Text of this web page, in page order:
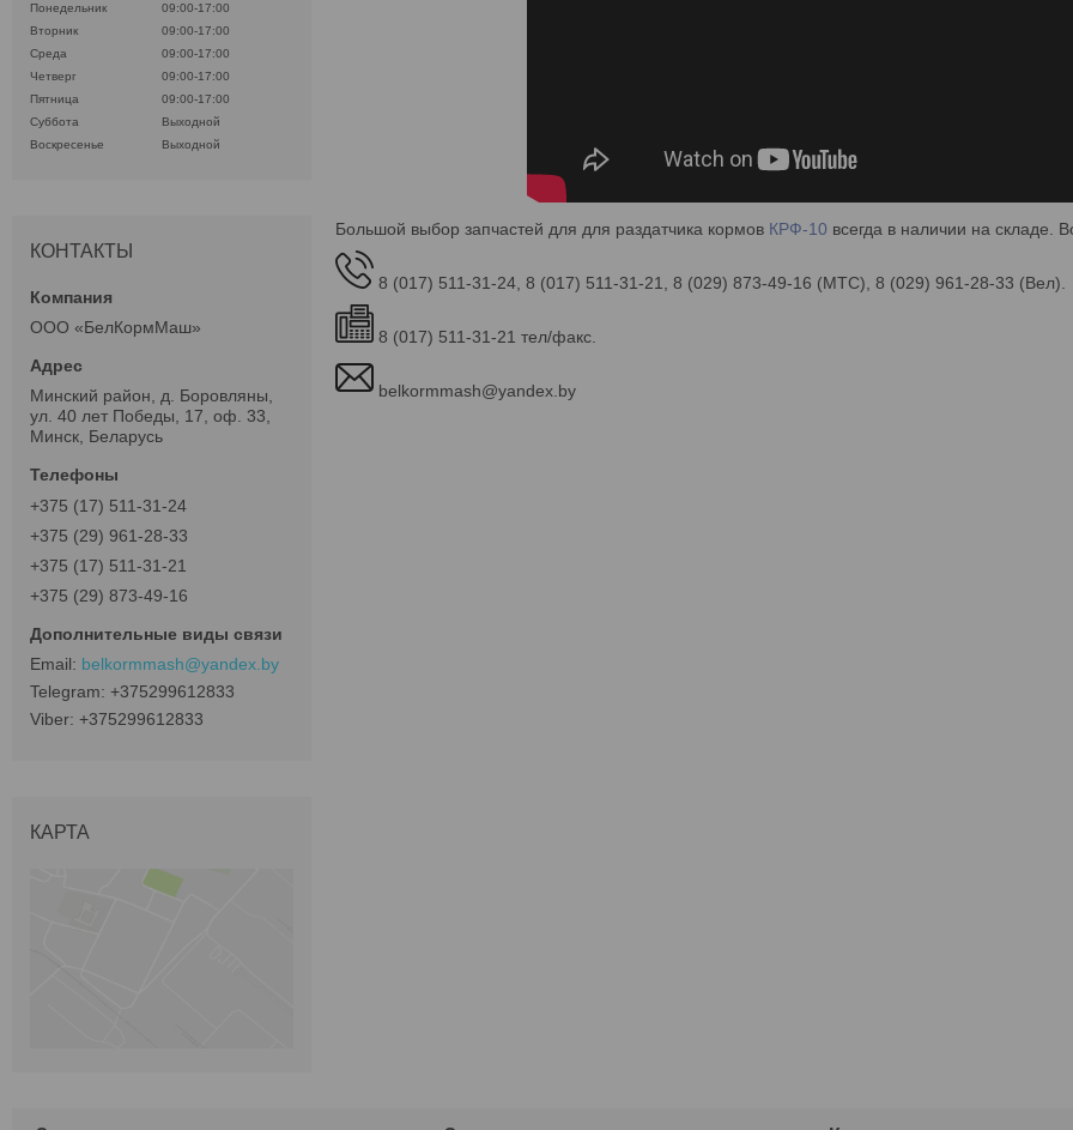
Большой выбор запчастей для для раздатчика кормов КРФ-10 всегда в наличии на складе.
8 (017) 511-31-24, 8 (017) 511-31-21, 8 (029) 873-49-16 (МТС), 8 (029) 961-28-33 (Вел).
8 (017) 511-31-21 тел/факс.
belkormmash@yandex.by
Понедельник
09:00-17:00
Вторник
09:00-17:00
Среда
09:00-17:00
Четверг
09:00-17:00
Пятница
09:00-17:00
Суббота
Выходной
Воскресенье
Выходной
КОНТАКТЫ
ООО «БелКормМаш»
Минский район, д. Боровляны,
ул. 40 лет Победы, 17, оф. 33,
Минск, Беларусь
+375 (17) 511-31-24
+375 (29) 961-28-33
+375 (17) 511-31-21
+375 (29) 873-49-16
belkormmash@yandex.by
+375299612833
+375299612833
КАРТА